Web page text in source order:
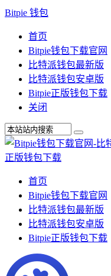
Bitpie 钱包
首页
Bitpie钱包下载官网
比特派钱包最新版
比特派钱包安卓版
Bitpie正版钱包下载
关闭
首页
Bitpie钱包下载官网
比特派钱包最新版
比特派钱包安卓版
Bitpie正版钱包下载